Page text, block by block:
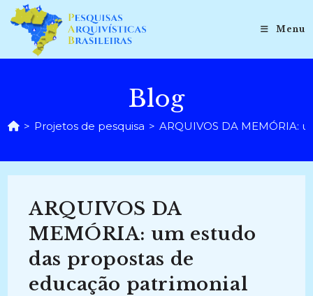
para
conteúdo
Menu
Blog
> Projetos de pesquisa > ARQUIVOS DA MEMÓRIA:
ARQUIVOS DA
MEMÓRIA: um estudo
das propostas de
educação patrimonial